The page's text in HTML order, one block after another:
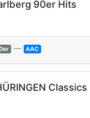
90er Hits
— AAC
Classics